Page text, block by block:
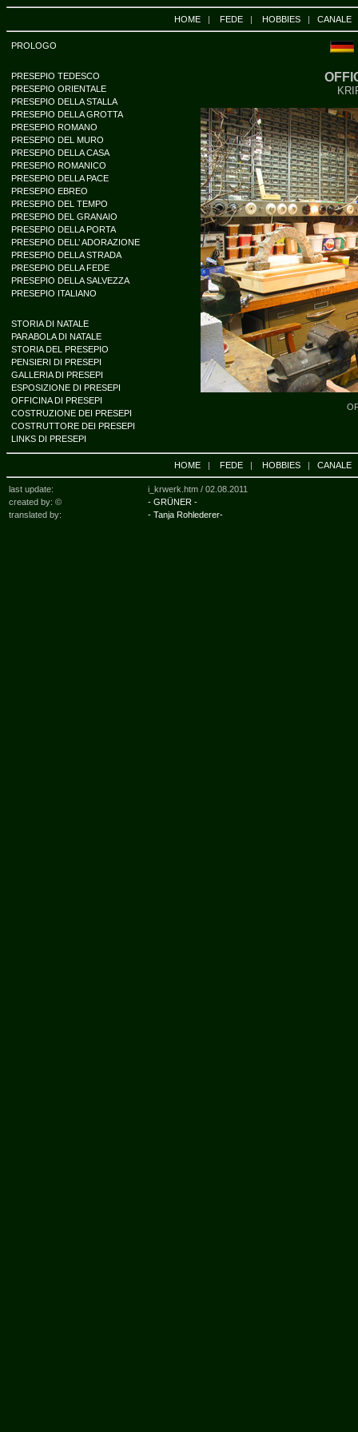
HOME | FEDE | HOBBIES | CANALE
PROLOGO
PRESEPIO TEDESCO
PRESEPIO ORIENTALE
PRESEPIO DELLA STALLA
PRESEPIO DELLA GROTTA
PRESEPIO ROMANO
PRESEPIO DEL MURO
PRESEPIO DELLA CASA
PRESEPIO ROMANICO
PRESEPIO DELLA PACE
PRESEPIO EBREO
PRESEPIO DEL TEMPO
PRESEPIO DEL GRANAIO
PRESEPIO DELLA PORTA
PRESEPIO DELL’ ADORAZIONE
PRESEPIO DELLA STRADA
PRESEPIO DELLA FEDE
PRESEPIO DELLA SALVEZZA
PRESEPIO ITALIANO
STORIA DI NATALE
PARABOLA DI NATALE
STORIA DEL PRESEPIO
PENSIERI DI PRESEPI
GALLERIA DI PRESEPI
ESPOSIZIONE DI PRESEPI
OFFICINA DI PRESEPI
COSTRUZIONE DEI PRESEPI
COSTRUTTORE DEI PRESEPI
LINKS DI PRESEPI
HOME | FEDE | HOBBIES | CANALE
last update: i_krwerk.htm / 02.08.2011
created by: ©
- GRÜNER -
translated by:
- Tanja Rohlederer-